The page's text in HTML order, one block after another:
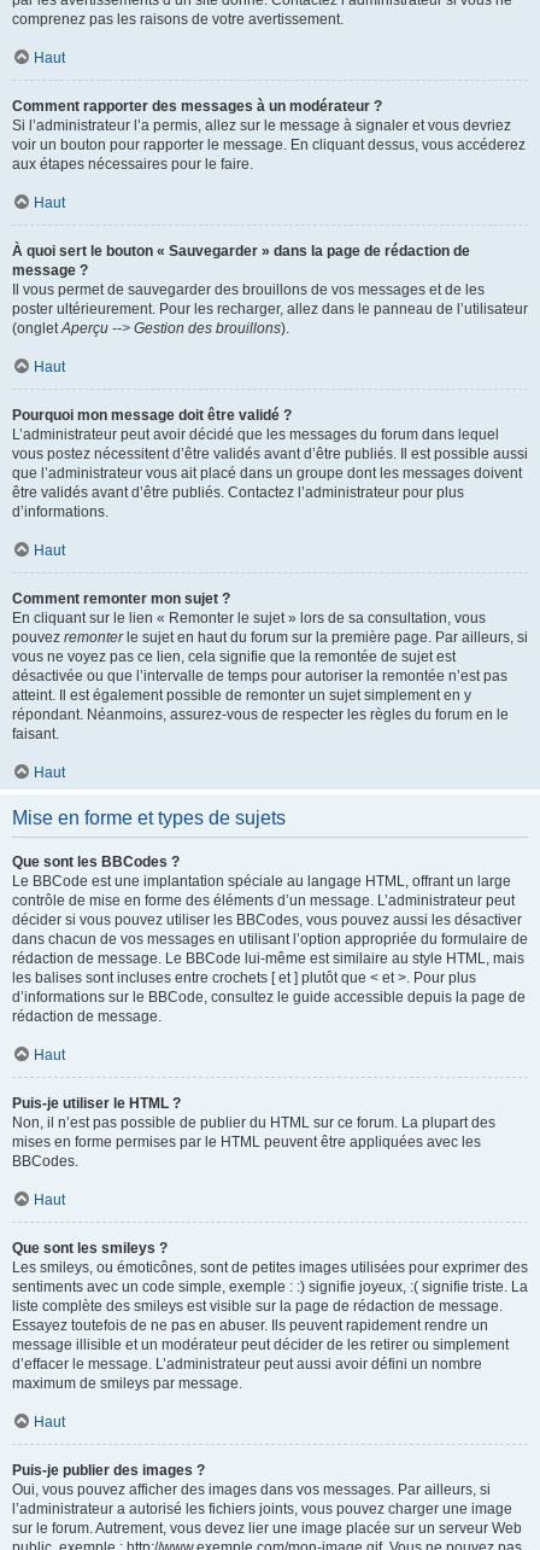
comprenez pas les raisons de votre avertissement.
Haut
Comment rapporter des messages à un modérateur ?
Si l’administrateur l’a permis, allez sur le message à signaler et vous devriez
voir un bouton pour rapporter le message. En cliquant dessus, vous accéderez
aux étapes nécessaires pour le faire.
Haut
À quoi sert le bouton « Sauvegarder » dans la page de rédaction de
message ?
Il vous permet de sauvegarder des brouillons de vos messages et de les
poster ultérieurement. Pour les recharger, allez dans le panneau de l’utilisateur
(ongletAperçu --> Gestion des brouillons).
Haut
Pourquoi mon message doit être validé ?
L’administrateur peut avoir décidé que les messages du forum dans lequel
vous postez nécessitent d’être validés avant d’être publiés. Il est possible aussi
que l’administrateur vous ait placé dans un groupe dont les messages doivent
être validés avant d’être publiés. Contactez l’administrateur pour plus
d’informations.
Haut
Comment remonter mon sujet ?
En cliquant sur le lien « Remonter le sujet » lors de sa consultation, vous
pouvez remonterle sujet en haut du forum sur la première page. Par ailleurs, si
vous ne voyez pas ce lien, cela signifie que la remontée de sujet est
désactivée ou que l’intervalle de temps pour autoriser la remontée n’est pas
atteint. Il est également possible de remonter un sujet simplement en y
répondant. Néanmoins, assurez-vous de respecter les règles du forum en le
faisant.
Haut
Mise en forme et types de sujets
Que sont les BBCodes ?
Le BBCode est une implantation spéciale au langage HTML, offrant un large
contrôle de mise en forme des éléments d’un message. L’administrateur peut
décider si vous pouvez utiliser les BBCodes, vous pouvez aussi les désactiver
dans chacun de vos messages en utilisant l’option appropriée du formulaire de
rédaction de message. Le BBCode lui-même est similaire au style HTML, mais
les balises sont incluses entre crochets [ et ] plutôt que < et >. Pour plus
d’informations sur le BBCode, consultez le guide accessible depuis la page de
rédaction de message.
Haut
Puis-je utiliser le HTML ?
Non, il n’est pas possible de publier du HTML sur ce forum. La plupart des
mises en forme permises par le HTML peuvent être appliquées avec les
BBCodes.
Haut
Que sont les smileys ?
Les smileys, ou émoticônes, sont de petites images utilisées pour exprimer des
sentiments avec un code simple, exemple : :) signifie joyeux, :( signifie triste. La
liste complète des smileys est visible sur la page de rédaction de message.
Essayez toutefois de ne pas en abuser. Ils peuvent rapidement rendre un
message illisible et un modérateur peut décider de les retirer ou simplement
d’effacer le message. L’administrateur peut aussi avoir défini un nombre
maximum de smileys par message.
Haut
Puis-je publier des images ?
Oui, vous pouvez afficher des images dans vos messages. Par ailleurs, si
l’administrateur a autorisé les fichiers joints, vous pouvez charger une image
sur le forum. Autrement, vous devez lier une image placée sur un serveur Web